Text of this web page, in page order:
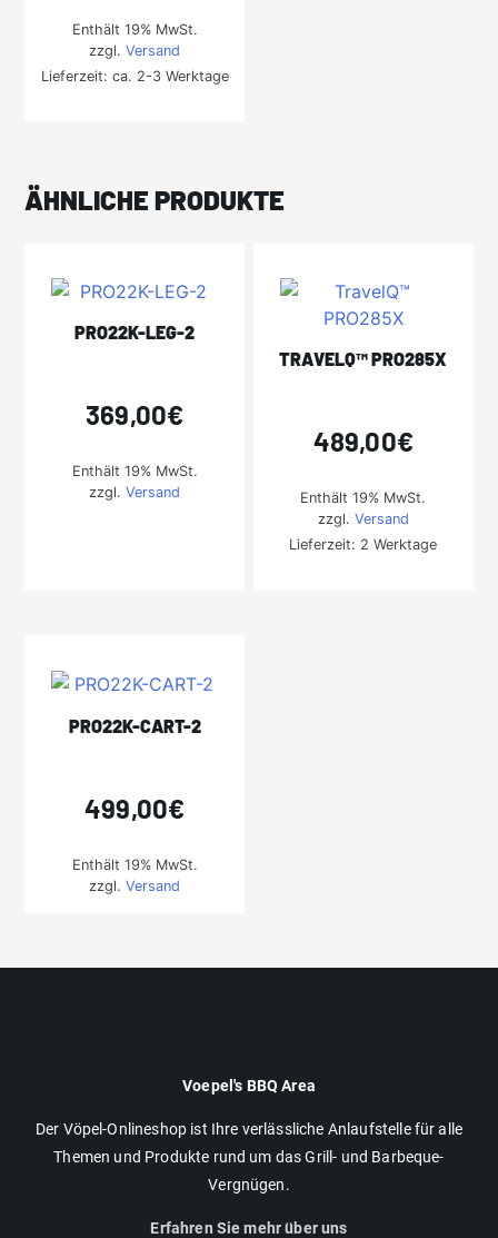
Enthält 19% MwSt.
zzgl.Versand
Lieferzeit: ca. 2-3 Werktage
ÄHNLICHE PRODUKTE
PRO22K-LEG-2
369,00€
Enthält 19% MwSt.
zzgl.Versand
TRAVELQ™ PRO285X
489,00€
Enthält 19% MwSt.
zzgl. Versand
Lieferzeit: 2 Werktage
PRO22K-CART-2
499,00€
Enthält 19% MwSt.
zzgl.Versand
Voepel's BBQ Area
Der Vöpel-Onlineshop ist Ihre verlässliche Anlaufstelle für alle
Themen und Produkte rund um das Grill- und Barbeque-
Vergnügen.
Erfahren Sie mehr über uns